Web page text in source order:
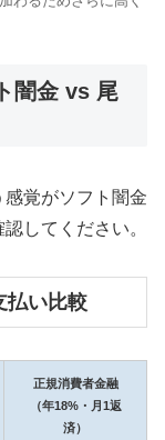
闇金 vs 尾
覚がソフト闇金
してください。
払い比較
正規消費者金融
（年18%・月1返
済）